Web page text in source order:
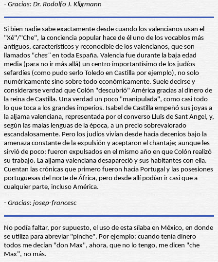
- Gracias: Dr. Rodolfo J. Kligmann
Si bien nadie sabe exactamente desde cuando los valencianos usan el
"Xé"/"Che", la conciencia popular hace de él uno de los vocablos más
antiguos, característicos y reconocible de los valencianos, que son
llamados "ches" en toda España. Valencia fue durante la baja edad
media (para no ir más allá) un centro importantísimo de los judíos
sefardíes (como pudo serlo Toledo en Castilla por ejemplo), no solo
numéricamente sino sobre todo económicamente. Suele decirse y
considerarse verdad que Colón "descubrió" América gracias al dinero de
la reina de Castilla. Una verdad un poco "manipulada", como casi todo
lo que toca a los grandes imperios. Isabel de Castilla empeñó sus joyas a
la aljama valenciana, representada por el converso Lluïs de Sant Angel, y,
según las malas lenguas de la época, a un precio sobrevalorado
escandalosamente. Pero los judíos vivían desde hacia decenios bajo la
amenaza constante de la expulsión y aceptaron el chantaje; aunque les
sirvió de poco: fueron expulsados en el mismo año en que Colón realizó
su trabajo. La aljama valenciana desapareció y sus habitantes con ella.
Cuentan las crónicas que primero fueron hacia Portugal y las posesiones
portuguesas del norte de África, pero desde allí podían ir casi que a
cualquier parte, incluso América.
- Gracias: josep-francesc
No podía faltar, por supuesto, el uso de esta sílaba en México, en donde
se utiliza para abreviar "pinche". Por ejemplo: cuando tenía dinero
todos me decían "don Max", ahora, que no lo tengo, me dicen "che
Max", no más.